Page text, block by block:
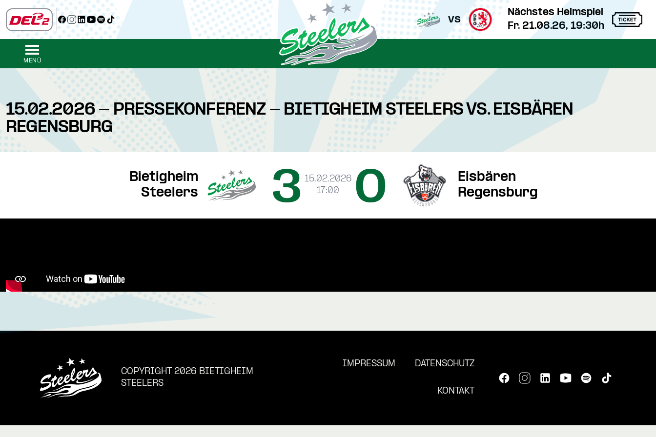
vs
Nächstes Heimspiel
Fr. 21.08.26, 19:30h
MENÜ
15.02.2026 - PRESSEKONFERENZ - BIETIGHEIM STEELERS VS. EISBÄREN
REGENSBURG
Bietigheim
Steelers
3 15.02.2026
17:00
Eisbären
Regensburg
0
COPYRIGHT 2026 BIETIGHEIM
STEELERS
IMPRESSUM DATENSCHUTZ
KONTAKT